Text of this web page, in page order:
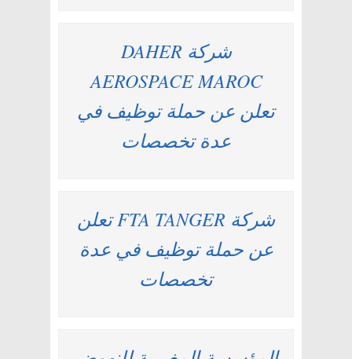
شركة DAHER
AEROSPACE MAROC
تعلن عن حملة توظيف في
عدة تخصصات
شركة FTA TANGER تعلن
عن حملة توظيف في عدة
تخصصات